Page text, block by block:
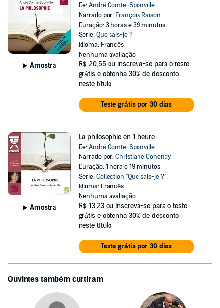
Amostra
De:André Comte-Sponville
Narrado por: François Raison
Duração: 3 horas e 39 minutos
Série:Que sais-je ?
Idioma: Francês
Nenhuma avaliação
R$ 20,55 ou inscreva-se para o teste
grátis e obtenha 30% de desconto
neste título
Teste grátis por 30 dias
Amostra
La philosophie en 1 heure
De:André Comte-Sponville
Narrado por:Christiane Cohendy
Duração: 1 hora e 19 minutos
Série:Collection "Que sais-je ?"
Idioma: Francês
Nenhuma avaliação
R$ 13,23 ou inscreva-se para o teste
grátis e obtenha 30% de desconto
neste título
Teste grátis por 30 dias
Ouvintes também curtiram